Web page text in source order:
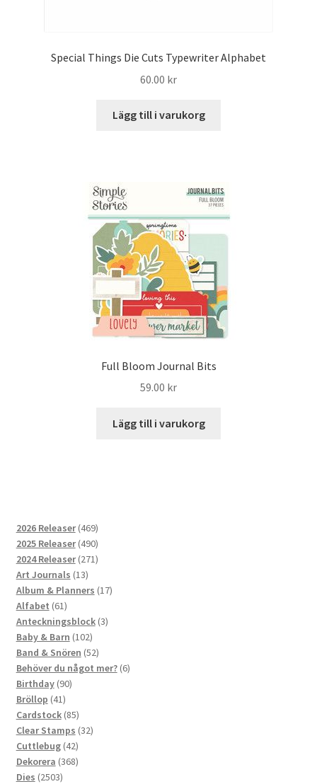
Special Things Die Cuts Typewriter Alphabet
60.00 kr
Lägg till i varukorg
Full Bloom Journal Bits
59.00 kr
Lägg till i varukorg
2026 Releaser 469469
produkter
2025 Releaser 490490
produkter
2024 Releaser 271271
Art Journals 1313
produkter
Album & Planners 1717
Alfabet 6161
produkter
Anteckningsblock 33
Baby & Barn 102102
produkter
Band & Snören 5252
produkter
Behöver du något mer? 66
Birthday 9090
Bröllop 4141
produkter
Cardstock 8585
produkter
Clear Stamps 3232
Cuttlebug 4242
produkter
Dekorera 368368
Dies 25032503